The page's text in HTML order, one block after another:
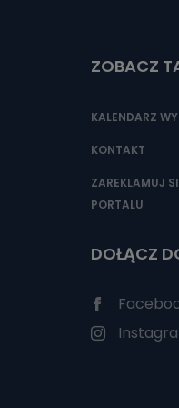
ZOBACZ
KALENDARZ
KONTAKT
ZAREKLAMUJ
PORTALU
DOŁĄCZ